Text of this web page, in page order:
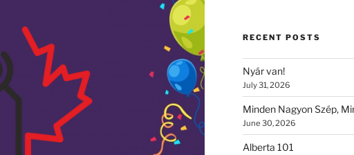
RECENT POSTS
Nyár van!
July 31, 2026
Minden Nagyon Szép,
June 30, 2026
Alberta 101